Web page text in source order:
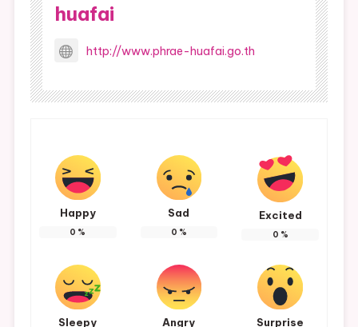
huafai
http://www.phrae-huafai.go.th
Happy
0 %
Sad
0 %
Excited
0 %
Sleepy Angry Surprise